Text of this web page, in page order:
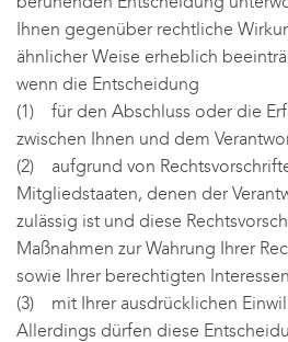
Ihnen gegenüber rechtliche
ähnlicher Weise erheblich
wenn die Entscheidung
(1) für den Abschluss oder die
zwischen Ihnen und dem
(2) aufgrund von
Mitgliedstaaten, denen der
zulässig ist und diese
Maßnahmen zur Wahrung Ihrer
sowie Ihrer berechtigten
(3) mit Ihrer ausdrücklichen
Allerdings dürfen diese